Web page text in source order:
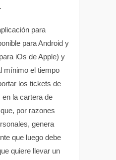
.
para
para Android y
iOs de Apple) y
mínimo el tiempo
los tickets de
la cartera de
por razones
genera
que luego debe
quiere llevar un